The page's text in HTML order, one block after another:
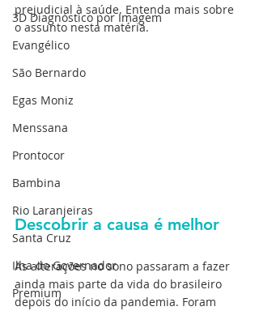
3D Diagnóstico por Imagem
Evangélico
São Bernardo
Egas Moniz
Menssana
Prontocor
Bambina
Rio Laranjeiras
Santa Cruz
Ilha do Governador
Premium
prejudicial à saúde. Entenda mais sobre
o assunto nesta matéria.
Descobrir a causa é melhor
As alterações no sono passaram a fazer
ainda mais parte da vida do brasileiro
depois do início da pandemia. Foram